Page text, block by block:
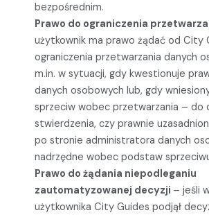
bezpośrednim.
Prawo do ograniczenia
użytkownik ma prawo żądać od City
ograniczenia przetwarzania danych
m.in. w sytuacji, gdy kwestionuje
danych osobowych lub, gdy
sprzeciw wobec przetwarzania – do
stwierdzenia, czy prawnie
po stronie administratora danych
nadrzędne wobec podstaw
Prawo do żądania niepodleganiu
zautomatyzowanej decyzji – jeśli
użytkownika City Guides podjął